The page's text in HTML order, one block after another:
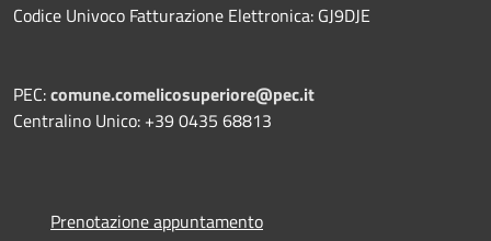
Codice Univoco Fatturazione Elettronica: GJ9DJE
PEC:comune.comelicosuperiore@pec.it
Centralino Unico: +39 0435 68813
Prenotazione appuntamento